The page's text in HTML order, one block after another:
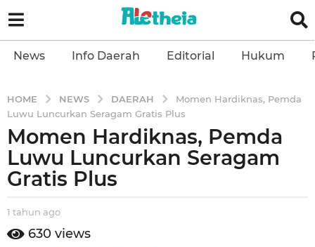
News Info Daerah Editorial Hukum
HOME NEWS DAERAH
Momen Hardiknas, Pemda
Luwu Luncurkan Seragam Gratis Plus
t
a
h
n
a
Momen Hardiknas, Pemda
Luwu Luncurkan Seragam
Gratis Plus
b
a
1 tahun ago
t
a
630 views